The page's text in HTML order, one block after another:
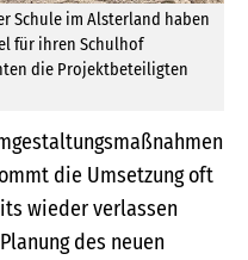
Schule im Alsterland haben
für ihren Schulhof
die Projektbeteiligten
die Umsetzung oft
wieder verlassen
des neuen